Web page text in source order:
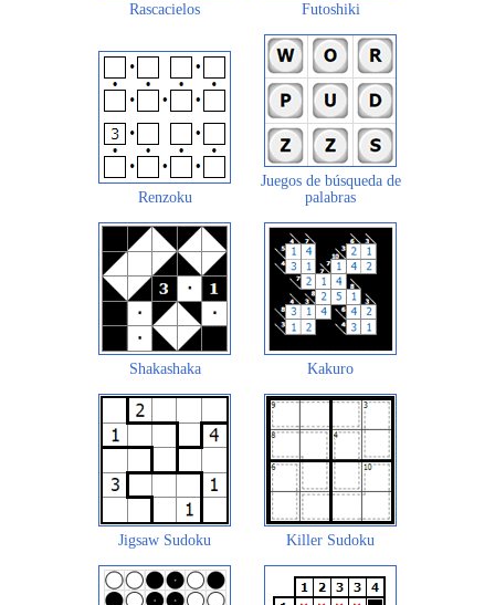
Rascacielos Futoshiki
Renzoku
Juegos de búsqueda de
palabras
Shakashaka Kakuro
Jigsaw Sudoku Killer Sudoku